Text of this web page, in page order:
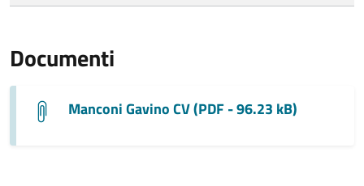
Documenti
Manconi Gavino CV (PDF - 96.23 kB)